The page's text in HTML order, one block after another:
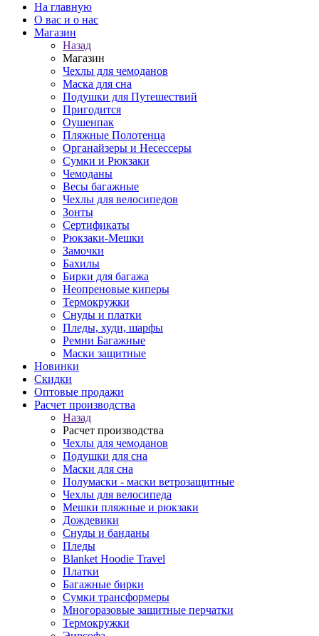
На главную
О вас и о нас
Магазин
Назад
Магазин
Чехлы для чемоданов
Маска для сна
Подушки для Путешествий
Пригодится
Оушенпак
Пляжные Полотенца
Органайзеры и Несессеры
Сумки и Рюкзаки
Чемоданы
Весы багажные
Чехлы для велосипедов
Зонты
Сертификаты
Рюкзаки-Мешки
Замочки
Бахилы
Бирки для багажа
Неопреновые киперы
Термокружки
Снуды и платки
Пледы, худи, шарфы
Ремни Багажные
Маски защитные
Новинки
Скидки
Оптовые продажи
Расчет производства
Назад
Расчет производства
Чехлы для чемоданов
Подушки для сна
Маски для сна
Полумаски - маски ветрозащитные
Чехлы для велосипеда
Мешки пляжные и рюкзаки
Дождевики
Снуды и банданы
Пледы
Blanket Hoodie Travel
Платки
Багажные бирки
Сумки трансформеры
Многоразовые защитные перчатки
Термокружки